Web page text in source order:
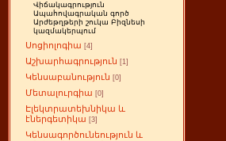
Վիճակագրություն
Ապահովագրական գործ
Արժեթղթերի շուկա Բիզնեսի
կազմակերպում
Սոցիոլոգիա [4]
Աշխարհագրություն [1]
Կենսաբանություն [0]
Մետալուրգիա [0]
Էլեկտրատեխնիկա և
էներգետիկա [3]
Կենսագործունեություն և